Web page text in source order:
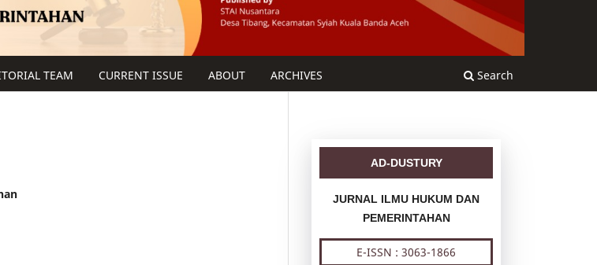
TEAM CURRENT ISSUE ABOUT ARCHIVES Search
AD-DUSTURY
JURNAL ILMU HUKUM DAN
PEMERINTAHAN
E-ISSN : 3063-1866